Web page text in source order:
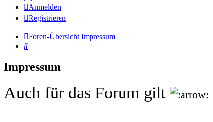
Anmelden
Registrieren
Foren-Übersicht Impressum
Suche
Impressum
Auch für das Forum gilt